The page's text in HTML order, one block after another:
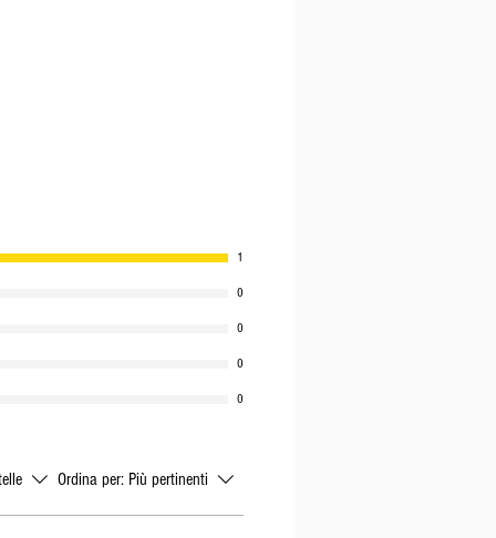
1
0
0
0
0
Ordina per: Più pertinenti